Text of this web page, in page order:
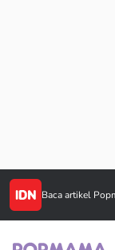
Baca artikel